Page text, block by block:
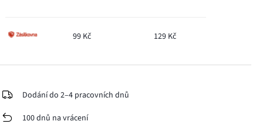
99 Kč 129 Kč
Dodání do 2–4 pracovních dnů
100 dnů na vrácení